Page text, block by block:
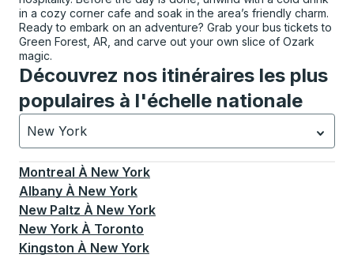
in a cozy corner cafe and soak in the area’s friendly charm.
Ready to embark on an adventure? Grab your bus tickets to
Green Forest, AR, and carve out your own slice of Ozark
magic.
Découvrez nos itinéraires les plus
populaires à l'échelle nationale
New York
Actuellement sélectionné: New York.La sélection est
Montreal À New York
Albany À New York
New Paltz À New York
New York À Toronto
Kingston À New York